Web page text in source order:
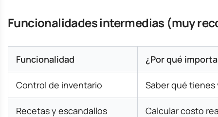
Funcionalidades intermedias (muy
Funcionalidad ¿Por qué
Control de inventario Saber qué
Recetas y escandallos Calcular costo